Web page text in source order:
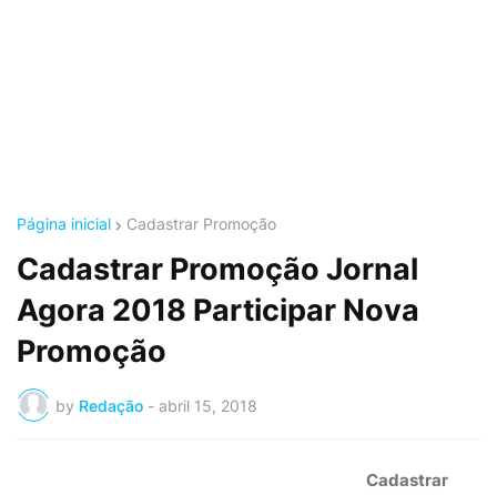
Página inicial Cadastrar Promoção
Cadastrar Promoção Jornal
Agora 2018 Participar Nova
Promoção
by Redação - abril 15, 2018
Cadastrar